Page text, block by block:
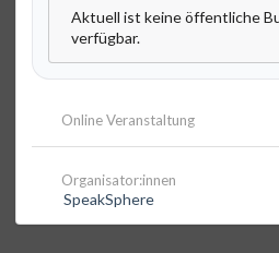
Aktuell ist keine öffentliche
verfügbar.
Online Veranstaltung
Organisator:innen
SpeakSphere